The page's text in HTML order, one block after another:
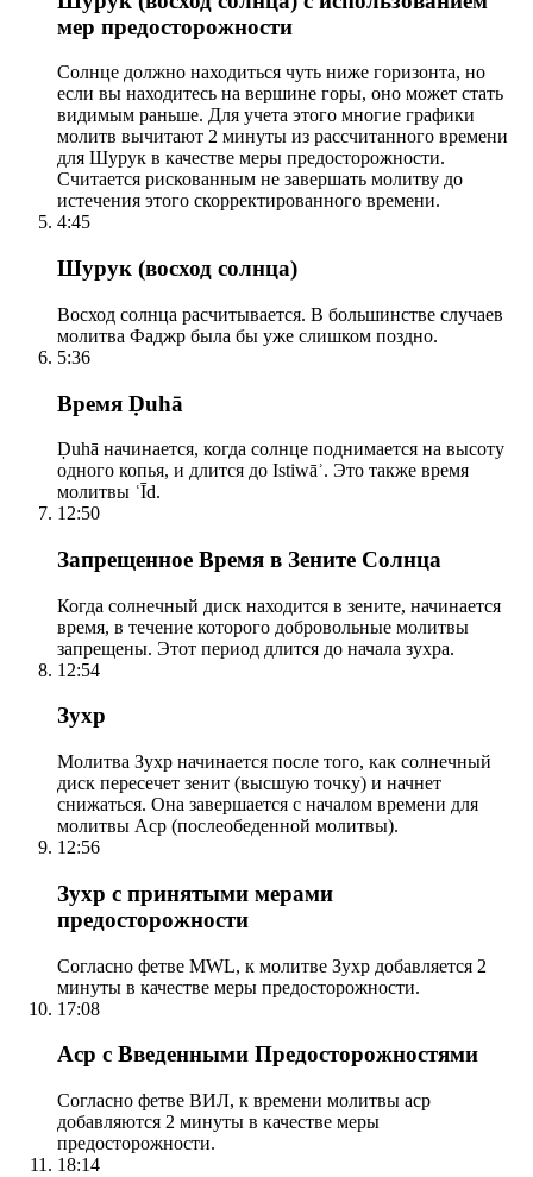
мер предосторожности
Солнце должно находиться чуть ниже горизонта, но
если вы находитесь на вершине горы, оно может стать
видимым раньше. Для учета этого многие графики
молитв вычитают 2 минуты из рассчитанного времени
для Шурук в качестве меры предосторожности.
Считается рискованным не завершать молитву до
истечения этого скорректированного времени.
4:45
Шурук (восход солнца)
Восход солнца расчитывается. В большинстве случаев
молитва Фаджр была бы уже слишком поздно.
5:36
Время Ḍuhā
Ḍuhā начинается, когда солнце поднимается на высоту
одного копья, и длится до Istiwāʾ. Это также время
молитвы ʿĪd.
12:50
Запрещенное Время в Зените Солнца
Когда солнечный диск находится в зените, начинается
время, в течение которого добровольные молитвы
запрещены. Этот период длится до начала зухра.
12:54
Зухр
Молитва Зухр начинается после того, как солнечный
диск пересечет зенит (высшую точку) и начнет
снижаться. Она завершается с началом времени для
молитвы Аср (послеобеденной молитвы).
12:56
Зухр с принятыми мерами
предосторожности
Согласно фетве MWL, к молитве Зухр добавляется 2
минуты в качестве меры предосторожности.
17:08
Аср с Введенными Предосторожностями
Согласно фетве ВИЛ, к времени молитвы аср
добавляются 2 минуты в качестве меры
предосторожности.
18:14